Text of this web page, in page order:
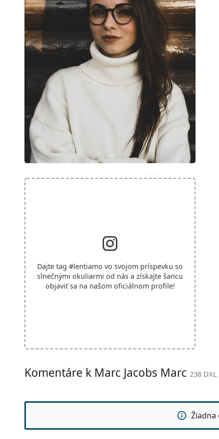
Dajte tag #lentiamo vo svojom príspevku so
slnečnými okuliarmi od nás a získajte šancu
objaviť sa na našom oficiálnom profile!
Komentáre k Marc Jacobs Marc 238
Žiadna